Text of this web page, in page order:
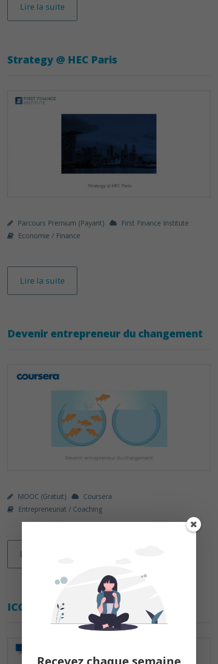
Lire la suite
Strategy @ HEC Paris
Parcours Premium (payant)
First Finance Institute
Economie / Finance
Lire la suite
Devenir entrepreneur du changement
MOOC (gratuit)
Coursera
Entrepreneuriat / Coaching
Lire la suite
ICCF® – HEC Paris
Recevez chaque semaine